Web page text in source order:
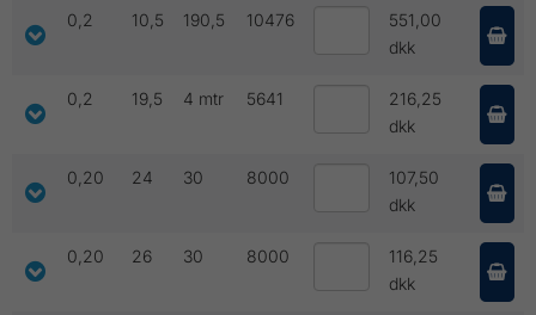
0,2 10,5 190,5 10476
551,00
dkk
0,2 19,5 4 mtr 5641
216,25
dkk
0,20 24 30 8000
107,50
dkk
0,20 26 30 8000
116,25
dkk